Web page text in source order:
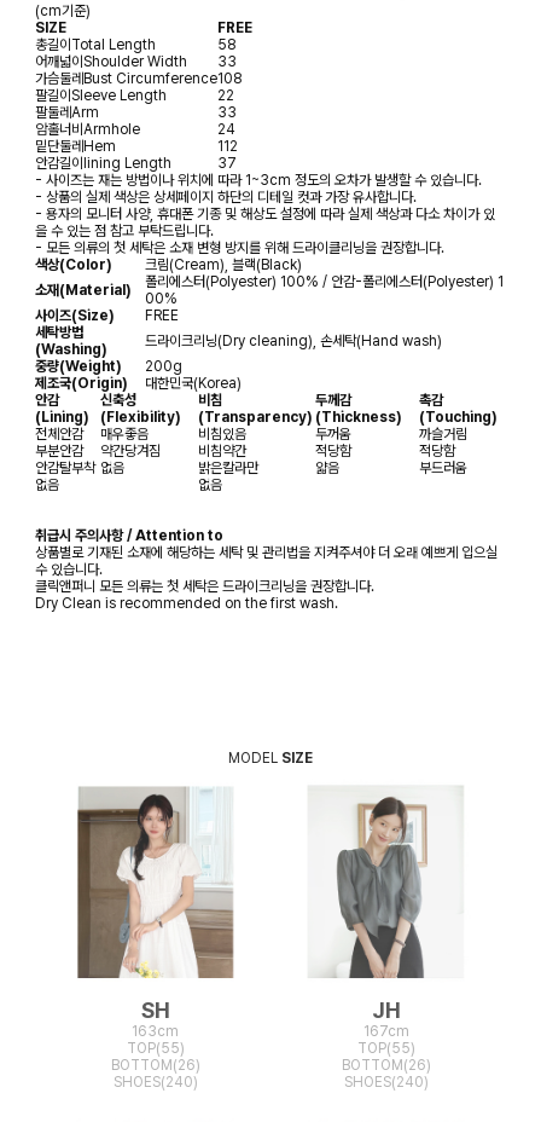
(cm기준)
SIZE
FREE
총길이Total Length
58
어깨넓이Shoulder Width
33
가슴둘레Bust Circumference108
팔길이Sleeve Length
22
팔둘레Arm
33
암홀너비Armhole
24
밑단둘레Hem
112
안감길이lining Length
37
- 사이즈는 재는 방법이나 위치에 따라 1~3cm 정도의 오차가 발생할 수 있습니다.
- 상품의 실제 색상은 상세페이지 하단의 디테일 컷과 가장 유사합니다.
- 용자의 모니터 사양, 휴대폰 기종 및 해상도 설정에 따라 실제 색상과 다소 차이가 있
을 수 있는 점 참고 부탁드립니다.
- 모든 의류의 첫 세탁은 소재 변형 방지를 위해 드라이클리닝을 권장합니다.
색상(Color)
크림(Cream), 블랙(Black)
소재(Material)
폴리에스터(Polyester) 100% / 안감-폴리에스터(Polyester) 1
00%
사이즈(Size)
FREE
세탁방법
(Washing)
드라이크리닝(Dry cleaning), 손세탁(Hand wash)
중량(Weight)
200g
제조국(Origin)
대한민국(Korea)
안감
(Lining)
신축성
(Flexibility)
비침
(Transparency)
두께감
(Thickness)
촉감
(Touching)
전체안감
매우좋음 비침있음 두꺼움
까슬거림
부분안감
약간당겨짐 비침약간 적당함
적당함
안감탈부착 없음 밝은칼라만 얇음
부드러움
없음
없음
취급시 주의사항 / Attention to
상품별로 기재된 소재에 해당하는 세탁 및 관리법을 지켜주셔야 더 오래 예쁘게 입으실
수 있습니다.
클릭앤퍼니 모든 의류는 첫 세탁은 드라이크리닝을 권장합니다.
Dry Clean is recommended on the first wash.
MODEL SIZE
SH
163cm
TOP(55)
BOTTOM(26)
SHOES(240)
JH
167cm
TOP(55)
BOTTOM(26)
SHOES(240)